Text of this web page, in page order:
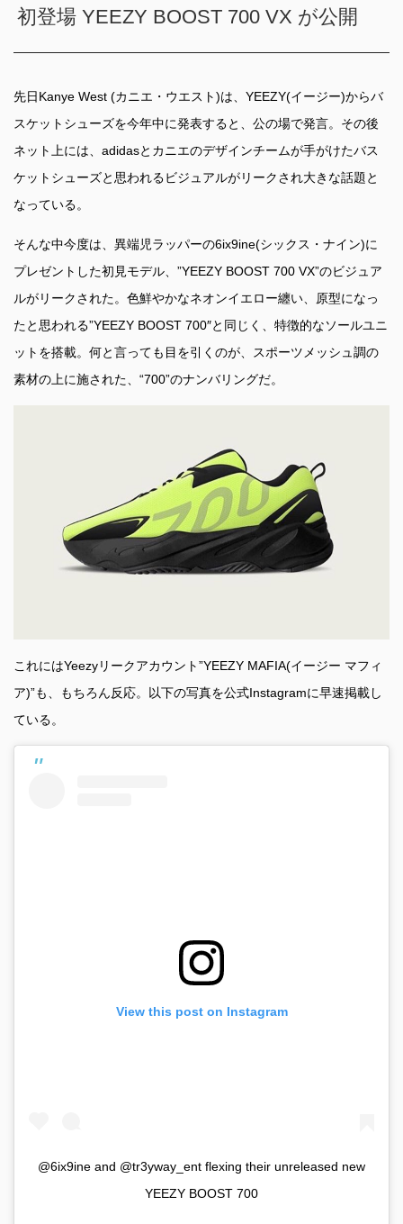
初登場 YEEZY BOOST 700 VX が公開
先日Kanye West (カニエ・ウエスト)は、YEEZY(イージー)からバ
スケットシューズを今年中に発表すると、公の場で発言。その後
ネット上には、adidasとカニエのデザインチームが手がけたバス
ケットシューズと思われるビジュアルがリークされ大きな話題と
なっている。
そんな中今度は、異端児ラッパーの6ix9ine(シックス・ナイン)に
プレゼントした初見モデル、”YEEZY BOOST 700 VX”のビジュア
ルがリークされた。色鮮やかなネオンイエロー纏い、原型になっ
たと思われる”YEEZY BOOST 700″と同じく、特徴的なソールユニ
ットを搭載。何と言っても目を引くのが、スポーツメッシュ調の
素材の上に施された、“700”のナンバリングだ。
これにはYeezyリークアカウント”YEEZY MAFIA(イージー マフィ
ア)”も、もちろん反応。以下の写真を公式Instagramに早速掲載し
ている。
View this post on Instagram
@6ix9ine and @tr3yway_ent flexing their unreleased new
YEEZY BOOST 700